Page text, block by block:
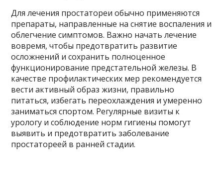
Для лечения простатореи обычно применяются
препараты, направленные на снятие воспаления и
облегчение симптомов. Важно начать лечение
вовремя, чтобы предотвратить развитие
осложнений и сохранить полноценное
функционирование предстательной железы. В
качестве профилактических мер рекомендуется
вести активный образ жизни, правильно
питаться, избегать переохлаждения и умеренно
заниматься спортом. Регулярные визиты к
урологу и соблюдение норм гигиены помогут
выявить и предотвратить заболевание
простатореей в ранней стадии.